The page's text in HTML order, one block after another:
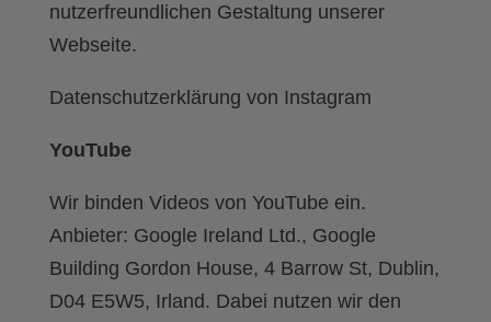
nutzerfreundlichen Gestaltung unserer
Webseite.
Datenschutzerklärung von Instagram
YouTube
Wir binden Videos von YouTube ein.
Anbieter: Google Ireland Ltd., Google
Building Gordon House, 4 Barrow St, Dublin,
D04 E5W5, Irland. Dabei nutzen wir den